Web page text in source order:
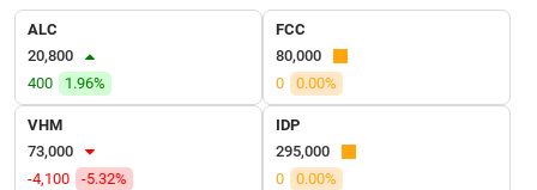
ALC
20,800
400
1.96%
FCC
80,000
0
0.00%
VHM
73,000
-4,100
-5.32%
IDP
295,000
0
0.00%
VỤ
TRUYỀN
THÔNG
TIỆN